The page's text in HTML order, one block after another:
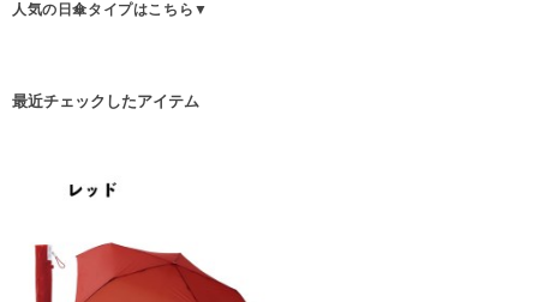
人気の日傘タイプはこちら▼
最近チェックしたアイテム